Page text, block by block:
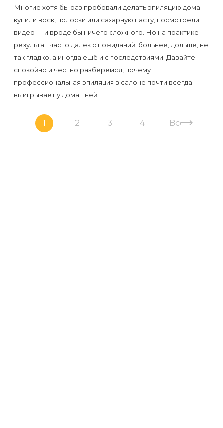
Многие хотя бы раз пробовали делать эпиляцию дома:
купили воск, полоски или сахарную пасту, посмотрели
видео — и вроде бы ничего сложного. Но на практике
результат часто далёк от ожиданий: больнее, дольше, не
так гладко, а иногда ещё и с последствиями. Давайте
спокойно и честно разберёмся, почему
профессиональная эпиляция в салоне почти всегда
выигрывает у домашней.
1 2 3 4 Все